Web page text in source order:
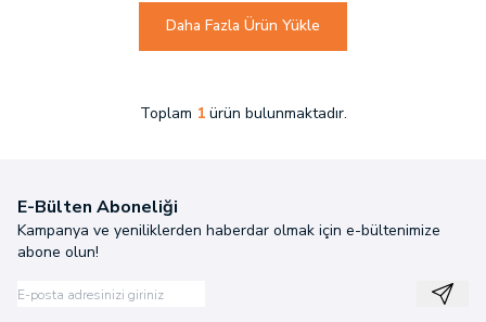
Daha Fazla Ürün Yükle
Toplam 1ürün bulunmaktadır.
E-Bülten Aboneliği
Kampanya ve yeniliklerden haberdar olmak için e-bültenimize
abone olun!